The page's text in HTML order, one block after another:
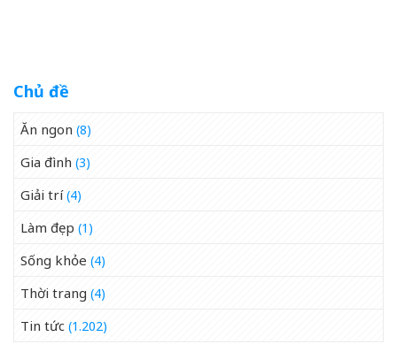
Chủ đề
Ăn ngon (8)
Gia đình (3)
Giải trí(4)
Làm đẹp (1)
Sống khỏe (4)
Thời trang (4)
Tin tức (1.202)